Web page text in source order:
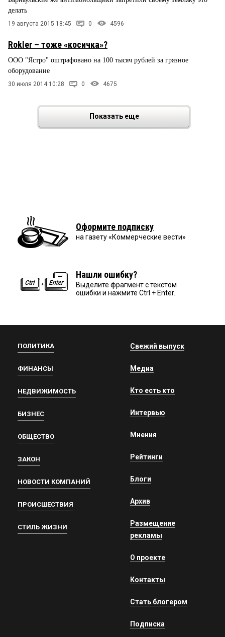
делать
19 августа 2015 18:45 0 4596
Rokler – тоже «косичка»?
ООО "Ястро" оштрафовано на 100 тысяч рублей за грязное
оборудование
30 июля 2014 10:28 0 4675
Показать еще
Оформите подписку
на газету «Коммерческие вести»
Нашли ошибку?
Выделите фрагмент с текстом
ошибки и нажмите Ctrl + Enter.
ПОЛИТИКА
ФИНАНСЫ
НЕДВИЖИМОСТЬ
БИЗНЕС
ОБЩЕСТВО
ЗАКОН
НОВОСТИ КОМПАНИЙ
ПРОИСШЕСТВИЯ
СТИЛЬ ЖИЗНИ
Свежий выпуск
Медиа
Кто есть кто
Интервью
Мнения
Рейтинги
Блоги
Архив
Размещение
рекламы
О проекте
Контакты
Стать блогером
Подписка